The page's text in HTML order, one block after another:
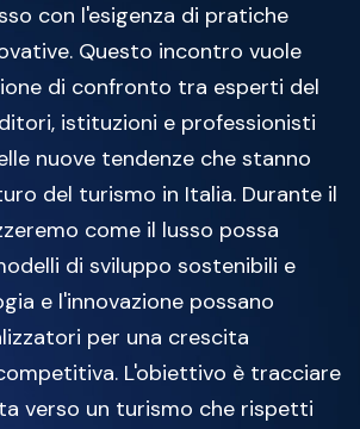
con l'esigenza di pratiche
Questo incontro vuole
di confronto tra esperti del
istituzioni e professionisti
nuove tendenze che stanno
del turismo in Italia. Durante il
come il lusso possa
di sviluppo sostenibili e
e l'innovazione possano
per una crescita
L'obiettivo è tracciare
verso un turismo che rispetti